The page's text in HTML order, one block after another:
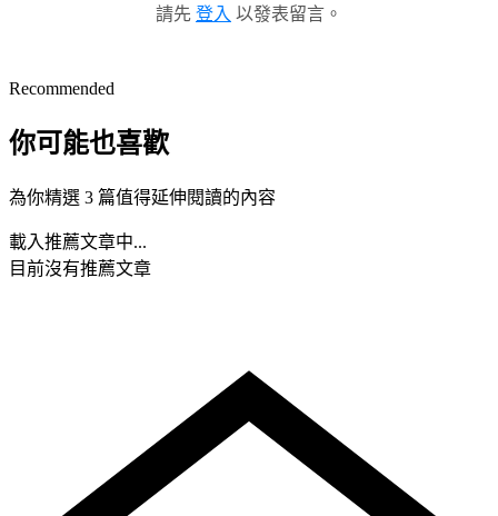
請先 登入 以發表留言。
Recommended
你可能也喜歡
為你精選 3 篇值得延伸閱讀的內容
載入推薦文章中...
目前沒有推薦文章